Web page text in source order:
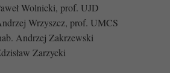
Wolnicki, prof. UJD
Wrzyszcz, prof. UMCS
Andrzej Zakrzewski
Zarzycki